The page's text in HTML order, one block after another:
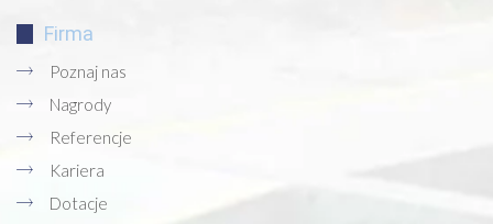
Firma
Poznaj nas
Nagrody
Referencje
Kariera
Dotacje